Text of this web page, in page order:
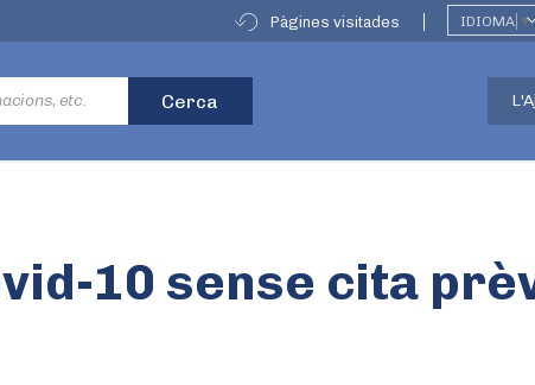
Pàgines visitades IDIOMA ▼
10 sense cita